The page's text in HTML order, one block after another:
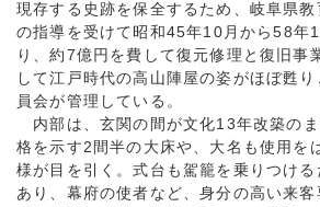
現存する史跡を保全するため、岐阜県
の指導を受けて昭和45年10月から58年
り、約7億円を費して復元修理と復旧事
して江戸時代の高山陣屋の姿がほぼ甦
員会が管理している。
内部は、玄関の間が文化13年改築の
格を示す2間半の大床や、大名も使用を
様が目を引く。式台も駕籠を乗りつけ
あり、幕府の使者など、身分の高い来